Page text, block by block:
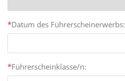
*Datum des Führerscheinerwerbs:
*Führerscheinklasse/n: